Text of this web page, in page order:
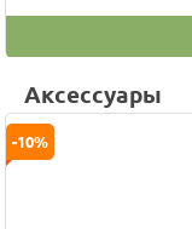
Аксессуары
-10%